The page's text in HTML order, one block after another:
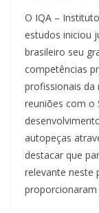
O IQA –
estudos iniciou
brasileiro seu
competências
profissionais da
reuniões com o
autopeças
destacar que
relevante neste
proporcionaram